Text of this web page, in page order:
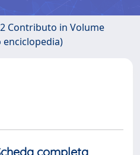
2 Contributo in Volume
enciclopedia)
completa